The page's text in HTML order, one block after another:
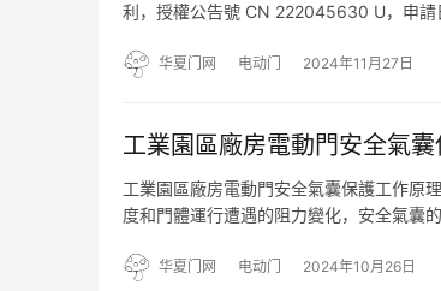
利，授權公告號 CN 222045630 U，申請
华夏门网 电动门 2024年11月27日
工業園區廠房電動門安全氣
工業園區廠房電動門安全氣囊保護工作原
度和門體運行遭遇的阻力變化，安全氣囊
的運動提…
华夏门网 电动门 2024年10月26日